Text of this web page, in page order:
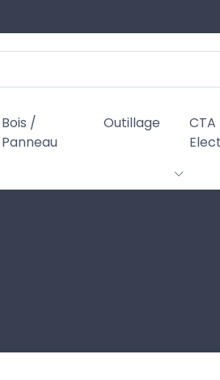
Bois /
Panneau
Outillage